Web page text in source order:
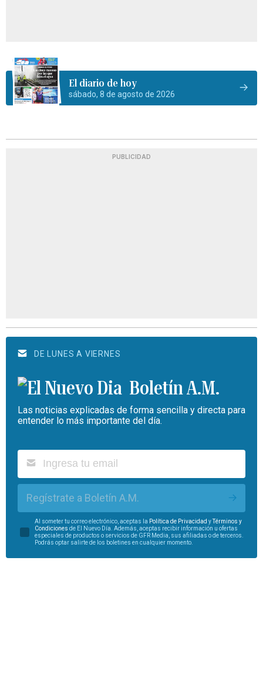
El diario de hoy
sábado, 8 de agosto de 2026
PUBLICIDAD
DE LUNES A VIERNES
Boletín A.M.
Las noticias explicadas de forma sencilla y directa para
entender lo más importante del día.
Regístrate a Boletín A.M.
Al someter tu correo electrónico, aceptas la Política de Privacidad yTérminos y
Condiciones de El Nuevo Día. Además, aceptas recibir información u ofertas
especiales de productos o servicios de GFR Media, sus afiliadas o de terceros.
Podrás optar salirte de los boletines en cualquier momento.